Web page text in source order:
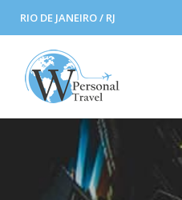
RIO DE JANEIRO / RJ